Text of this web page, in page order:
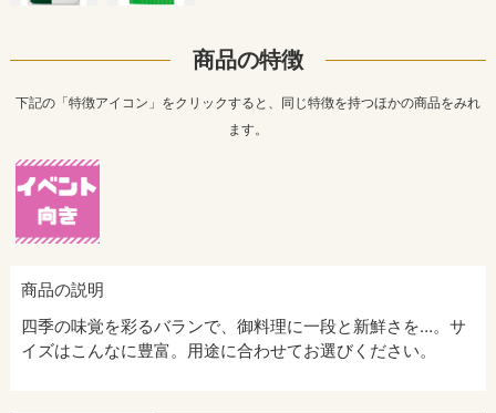
商品の特徴
下記の「特徴アイコン」をクリックすると、同じ特徴を持つほかの商品をみれ
ます。
商品の説明
四季の味覚を彩るバランで、御料理に一段と新鮮さを…。サ
イズはこんなに豊富。用途に合わせてお選びください。